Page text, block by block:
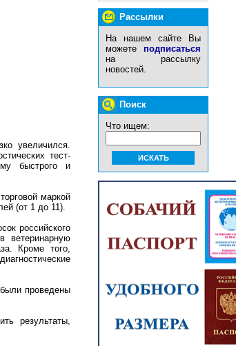
Рассылки
На нашем сайте Вы
можете подписаться
на рассылку
новостей.
Поиск
Что ищем:
увеличился.
тест-
быстрого и
маркой
(от 1 до 11).
российского
ветеринарную
Кроме того,
были проведены
результаты,